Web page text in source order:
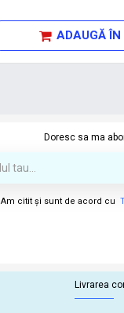
ADAUGĂ ÎN
Doresc sa ma
Am citit şi sunt de acord cu
Livrarea